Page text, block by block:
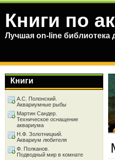
Книги по
Лучшая on-line
Книги
А.С. Полонский.
Аквариумные рыбы
Мартин Сандер.
Техническое оснащение
аквариума
Н.Ф. Золотницкий.
Аквариум любителя
Ф. Полканов.
Подводный мир в комнате